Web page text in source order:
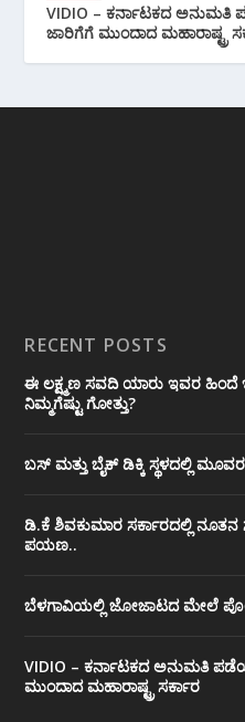
VIDIO – ಕರ್ನಾಟಕದ
ಜಾರಿಗೆಗೆ ಮುಂದಾದ ಮಹಾರಾಷ್ಟ್ರ
RECENT POSTS
ಈ ಲಕ್ಷ್ಮಣ ಸವದಿ ಯಾರು ಇವರ ಹಿಂದೆ
ನಿಮ್ಮಗೆಷ್ಟು ಗೋತ್ತು?
ಬಸ್ ಮತ್ತು ಬೈಕ್ ಡಿಕ್ಕಿ ಸ್ಥಳದಲ್ಲಿ ಮೂವರ
ಡಿ.ಕೆ ಶಿವಕುಮಾರ ಸರ್ಕಾರದಲ್ಲಿ
ಪಯಣ..
ಬೆಳಗಾವಿಯಲ್ಲಿ ಜೋಜಾಟದ ಮೇಲೆ
VIDIO – ಕರ್ನಾಟಕದ ಅನುಮತಿ
ಮುಂದಾದ ಮಹಾರಾಷ್ಟ್ರ ಸರ್ಕಾರ